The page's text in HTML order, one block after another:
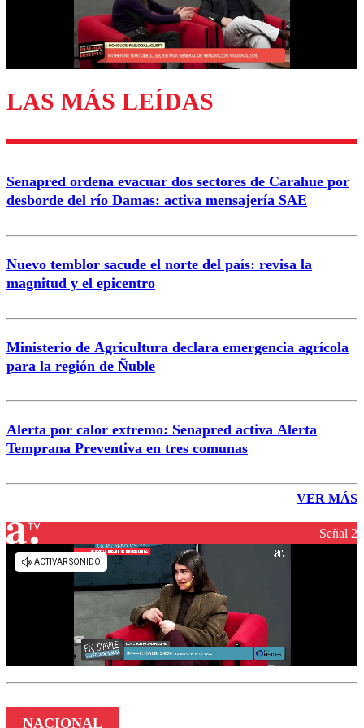
Enviar comentario
LAS MÁS LEÍDAS
Senapred ordena evacuar dos sectores de Carahue por
desborde del río Damas: activa mensajería SAE
Nuevo temblor sacude el norte del país: revisa la
magnitud y el epicentro
Ministerio de Agricultura declara emergencia agrícola
para la región de Ñuble
Alerta por calor extremo: Senapred activa Alerta
Temprana Preventiva en tres comunas
VER MÁS
Señal 2
NACIONAL